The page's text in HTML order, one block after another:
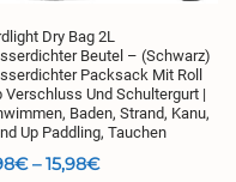
Dry Bag 2L
Beutel – (Schwarz)
Packsack Mit Roll
Verschluss Und Schultergurt |
Baden, Strand, Kanu,
Up Paddling, Tauchen
€ –15,98€Preisspanne: